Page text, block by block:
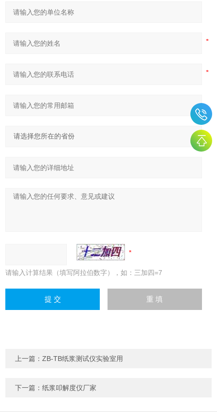
请输入计算结果（填写阿拉伯数字），如：三加四=7
上一篇：ZB-TB纸浆测试仪实验室用
下一篇：纸浆叩解度仪厂家